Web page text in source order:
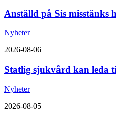
Anställd på Sis misstänks
Nyheter
2026-08-06
Statlig sjukvård kan leda
Nyheter
2026-08-05